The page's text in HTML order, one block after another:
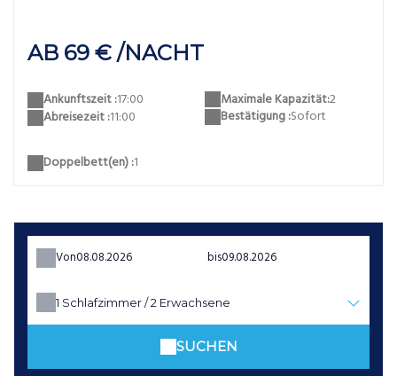
AB 69 € /NACHT
Ankunftszeit :17:00
Abreisezeit :11:00
Maximale Kapazität:2
Bestätigung :Sofort
Doppelbett(en) :1
Von bis
1 Schlafzimmer /2 Erwachsene
SUCHEN